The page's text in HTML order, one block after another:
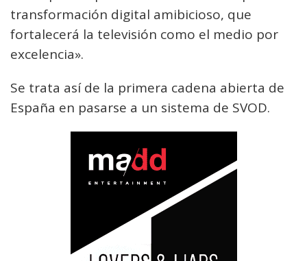
transformación digital amibicioso, que
fortalecerá la televisión como el medio por
excelencia».
Se trata así de la primera cadena abierta de
España en pasarse a un sistema de SVOD.